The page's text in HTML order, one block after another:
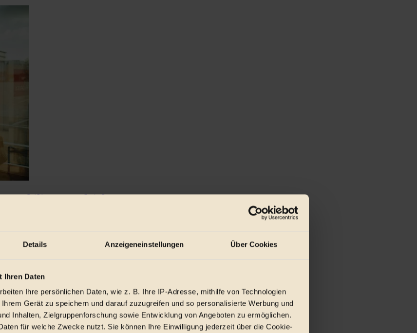
Details Anzeigeneinstellungen Über Cookies
Ihren Daten
Ihre persönlichen Daten, wie z. B. Ihre IP-Adresse, mithilfe von Technologien
Gerät zu speichern und darauf zuzugreifen und so personalisierte Werbung und
Inhalten, Zielgruppenforschung sowie Entwicklung von Angeboten zu ermöglichen.
für welche Zwecke nutzt. Sie können Ihre Einwilligung jederzeit über die Cookie-
Mobilitätsvergleich
Luftfahrt zu werfen, verunmöglicht die zunehmende ...